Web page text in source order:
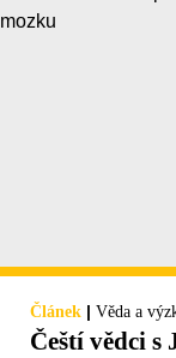
Článek | Věda a
Čeští vědci